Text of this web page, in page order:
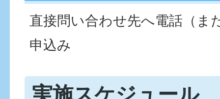
直接問い合わせ先へ電話（ま
申込み